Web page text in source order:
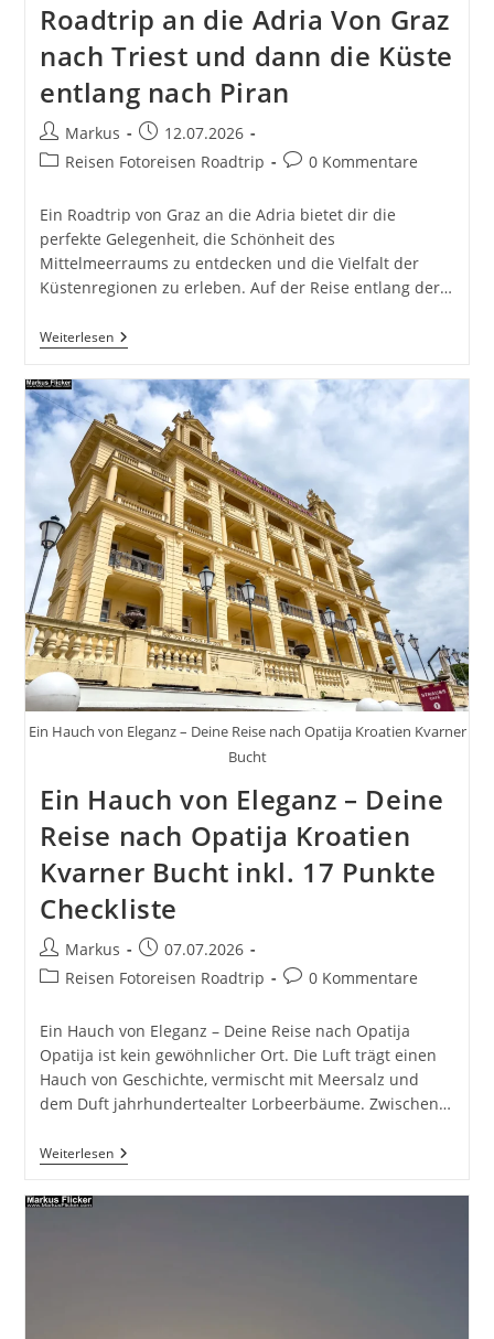
Roadtrip an die Adria Von Graz
nach Triest und dann die Küste
entlang nach Piran
Beitrags-
Autor:
Markus
Beitrag
veröffentlicht:
12.07.2026
Beitrags-
Reisen Fotoreisen Roadtrip
Beitrags-
0 Kommentare
Ein Roadtrip von Graz an die Adria bietet dir die
perfekte Gelegenheit, die Schönheit des
Mittelmeerraums zu entdecken und die Vielfalt der
Küstenregionen zu erleben. Auf der Reise entlang der…
WeiterlesenRoadtrip
An
Adria
Von
Graz
Nach
Triest
Und
Dann
Die
Küste
Entlang
Nach
Piran
Ein Hauch von Eleganz – Deine Reise nach Opatija Kroatien Kvarner
Bucht
Ein Hauch von Eleganz – Deine
Reise nach Opatija Kroatien
Kvarner Bucht inkl. 17 Punkte
Checkliste
Beitrags-
Autor:
Markus
Beitrag
veröffentlicht:
07.07.2026
Beitrags-
Reisen Fotoreisen Roadtrip
Beitrags-
0 Kommentare
Ein Hauch von Eleganz – Deine Reise nach Opatija
Opatija ist kein gewöhnlicher Ort. Die Luft trägt einen
Hauch von Geschichte, vermischt mit Meersalz und
dem Duft jahrhundertealter Lorbeerbäume. Zwischen…
WeiterlesenEin
Hauch